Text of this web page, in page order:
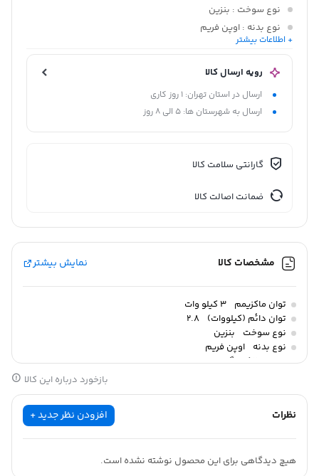
نوع سوخت : بنزین
نوع بدنه : اوپن فریم
نوع تثبیت ولتاژ
+ اطلاعات بیشتر
رویه ارسال کالا
ارسال در استان تهران: 1 روز کاری
ارسال به شهرستان ها: 5 الی 8 روز
گارانتی سلامت کالا
ضمانت اصالت کالا
مشخصات کالا نمایش بیشتر
توان ماکزیمم 3 کیلو وات
توان دائم (کیلووات) 2.8
نوع سوخت
بنزین
نوع بدنه اوپن فریم
وزن 24 کیلوگرم
ابعاد
بازخورد درباره این کالا
نظرات افزودن نظر جدید +
هیچ دیدگاهی برای این محصول نوشته نشده است.